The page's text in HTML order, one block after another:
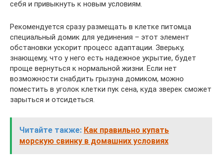
себя и привыкнуть к новым условиям.
Рекомендуется сразу размещать в клетке питомца
специальный домик для уединения – этот элемент
обстановки ускорит процесс адаптации. Зверьку,
знающему, что у него есть надежное укрытие, будет
проще вернуться к нормальной жизни. Если нет
возможности снабдить грызуна домиком, можно
поместить в уголок клетки пук сена, куда зверек сможет
зарыться и отсидеться.
Читайте также: Как правильно купать
морскую свинку в домашних условиях